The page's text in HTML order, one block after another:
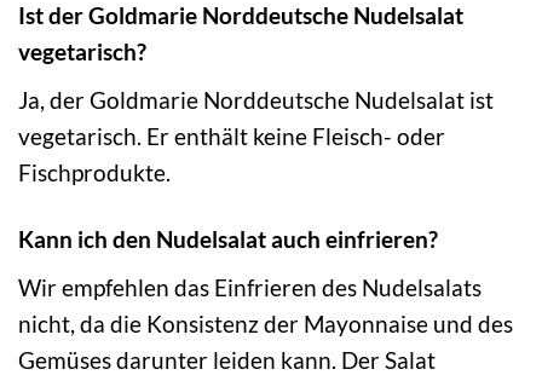
Ist der Goldmarie Norddeutsche Nudelsalat
vegetarisch?
Ja, der Goldmarie Norddeutsche Nudelsalat ist
vegetarisch. Er enthält keine Fleisch- oder
Fischprodukte.
Kann ich den Nudelsalat auch einfrieren?
Wir empfehlen das Einfrieren des Nudelsalats
nicht, da die Konsistenz der Mayonnaise und des
Gemüses darunter leiden kann. Der Salat